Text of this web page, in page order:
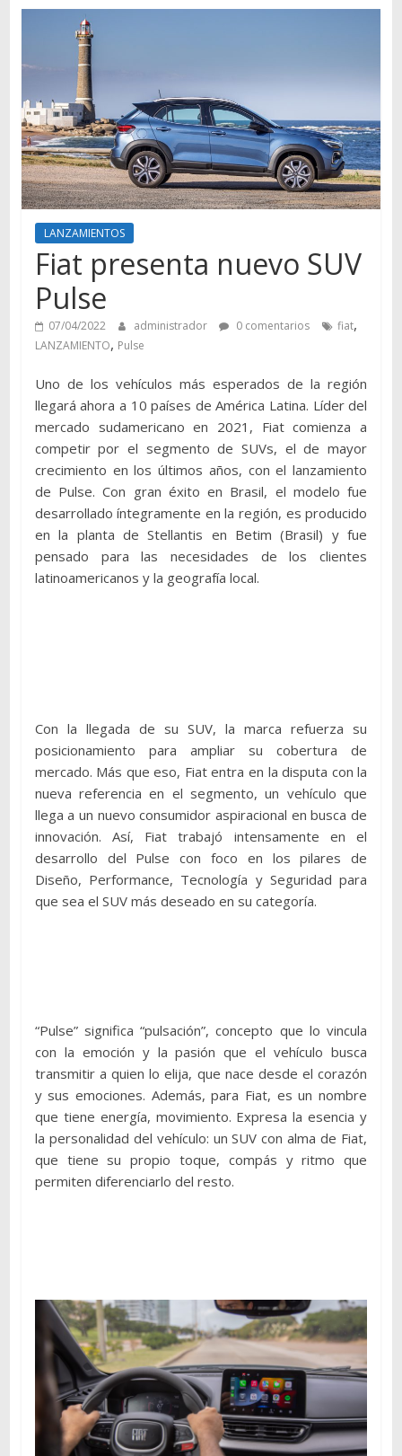
camiones,
motos,
información
del
mundo
del
transporte
LANZAMIENTOS
Fiat presenta nuevo SUV
Pulse
07/04/2022 administrador 0 comentarios fiat,
LANZAMIENTO, Pulse
Uno de los vehículos más esperados de la región
llegará ahora a 10 países de América Latina. Líder del
mercado sudamericano en 2021, Fiat comienza a
competir por el segmento de SUVs, el de mayor
crecimiento en los últimos años, con el lanzamiento
de Pulse. Con gran éxito en Brasil, el modelo fue
desarrollado íntegramente en la región, es producido
en la planta de Stellantis en Betim (Brasil) y fue
pensado para las necesidades de los clientes
latinoamericanos y la geografía local.
Con la llegada de su SUV, la marca refuerza su
posicionamiento para ampliar su cobertura de
mercado. Más que eso, Fiat entra en la disputa con la
nueva referencia en el segmento, un vehículo que
llega a un nuevo consumidor aspiracional en busca de
innovación. Así, Fiat trabajó intensamente en el
desarrollo del Pulse con foco en los pilares de
Diseño, Performance, Tecnología y Seguridad para
que sea el SUV más deseado en su categoría.
“Pulse” significa “pulsación”, concepto que lo vincula
con la emoción y la pasión que el vehículo busca
transmitir a quien lo elija, que nace desde el corazón
y sus emociones. Además, para Fiat, es un nombre
que tiene energía, movimiento. Expresa la esencia y
la personalidad del vehículo: un SUV con alma de Fiat,
que tiene su propio toque, compás y ritmo que
permiten diferenciarlo del resto.